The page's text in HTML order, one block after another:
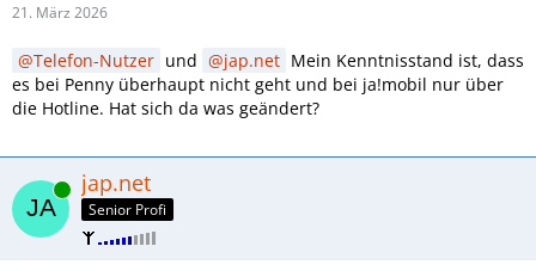
21. März 2026
Telefon-Nutzer und jap.net Mein Kenntnisstand ist, dass
es bei Penny überhaupt nicht geht und bei ja!mobil nur über
die Hotline. Hat sich da was geändert?
Online jap.net
Senior Profi